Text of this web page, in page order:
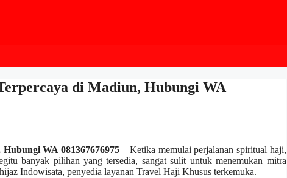
di Madiun, Hubungi WA
WA 081367676975 – Ketika memulai perjalanan spiritual haji,
banyak pilihan yang tersedia, sangat sulit untuk menemukan mitra
Indowisata, penyedia layanan Travel Haji Khusus terkemuka.